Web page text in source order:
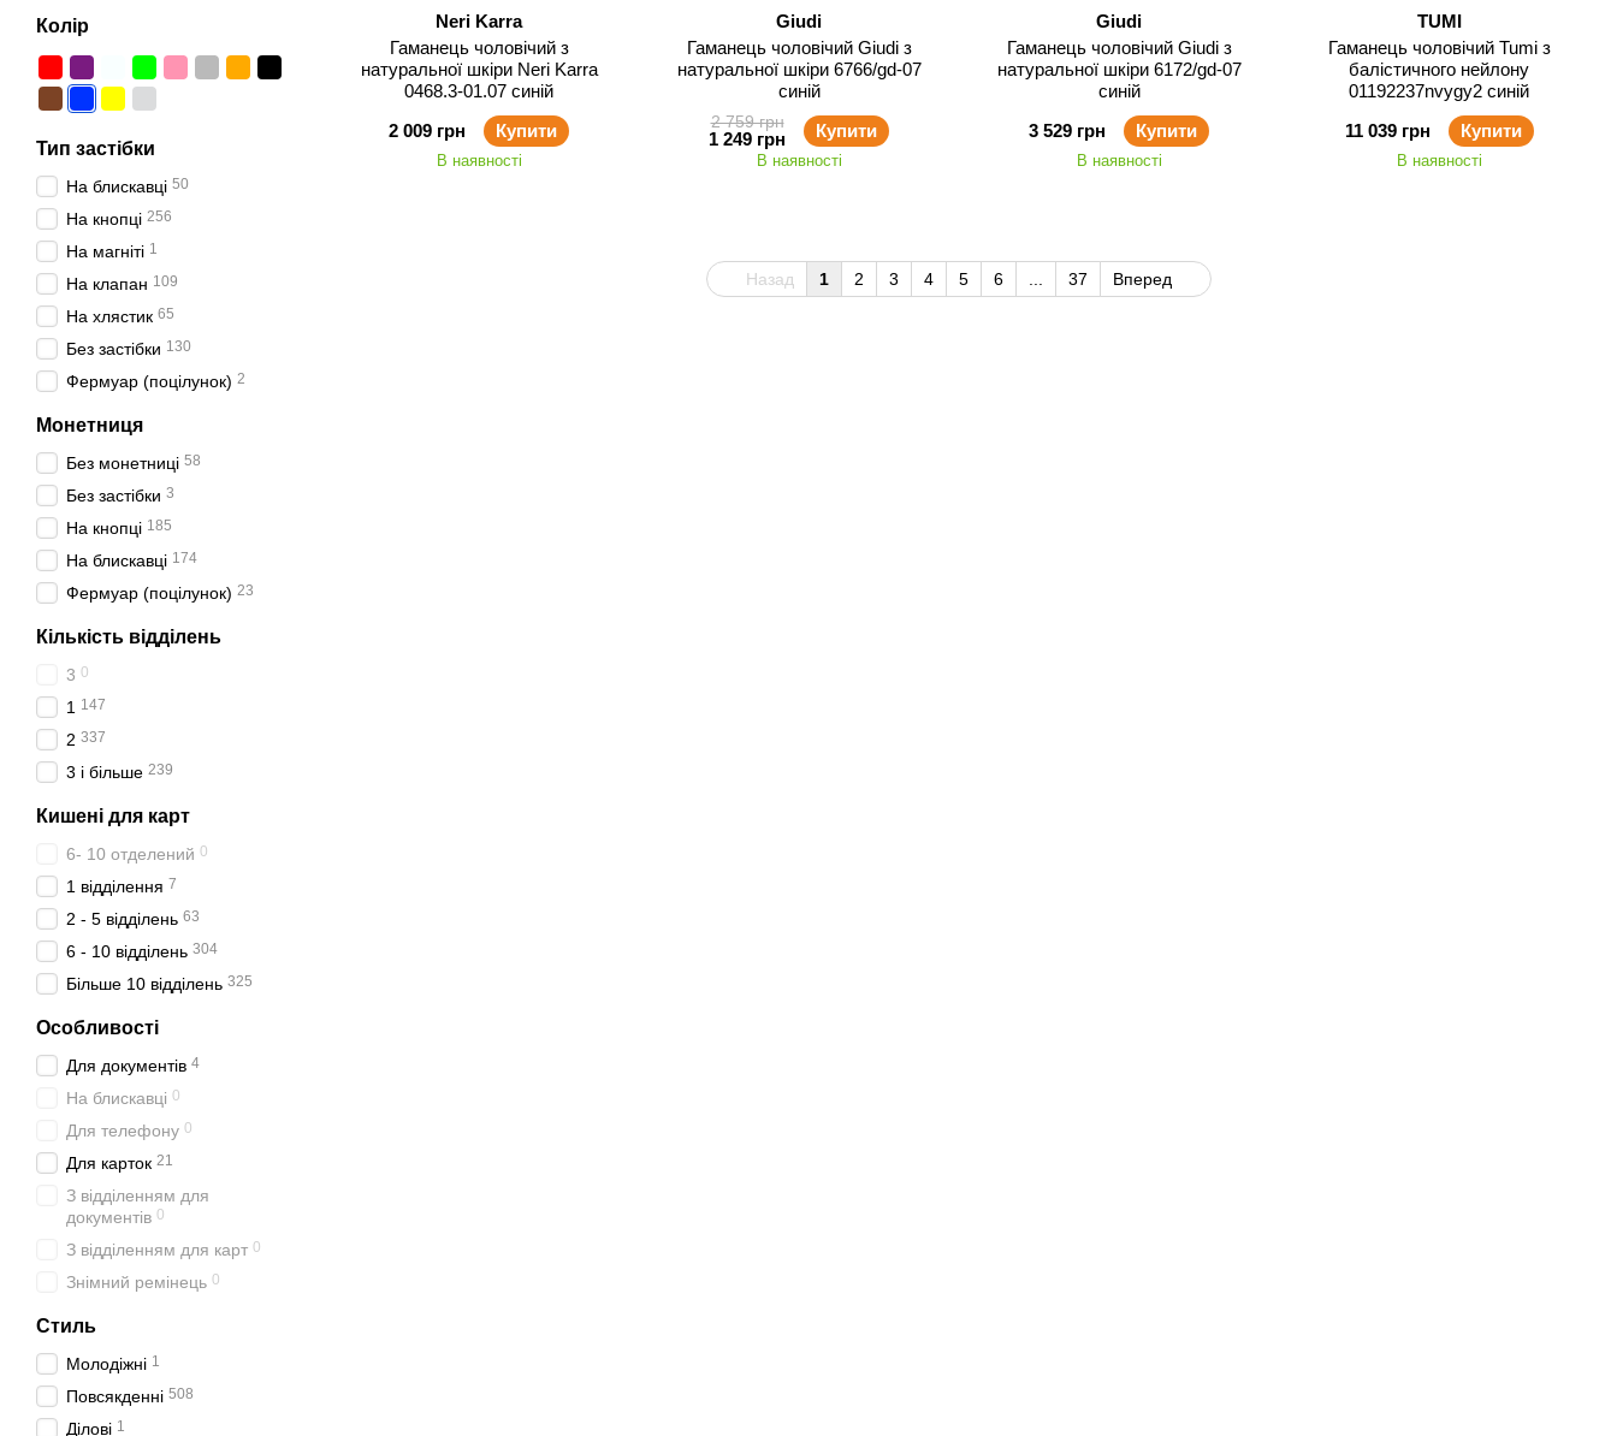
Neri Karra
Гаманець чоловічий з
натуральної шкіри Neri Karra
0468.3-01.07 синій
2 009 грн
Купити
В наявності
Giudi
Гаманець чоловічий Giudi з
натуральної шкіри 6766/gd-07
синій
2 759 грн
1 249 грн Купити
В наявності
Giudi
Гаманець чоловічий Giudi з
натуральної шкіри 6172/gd-07
синій
3 529 грн
Купити
В наявності
TUMI
Гаманець чоловічий Tumi з
балістичного нейлону
01192237nvygy2 синій
11 039 грн
Купити
В наявності
Назад 1 2 3 4 5 6 37 Вперед
Колір
Тип застібки
На блискавці 50
На кнопці 256
На магніті 1
На клапан 109
На хлястик 65
Без застібки 130
Фермуар (поцілунок) 2
Монетниця
Без монетниці 58
Без застібки 3
На кнопці 185
На блискавці 174
Фермуар (поцілунок) 23
Кількість відділень
3 0
1 147
2 337
3 і більше 239
Кишені для карт
6- 10 отделений 0
1 відділення 7
2 - 5 відділень 63
6 - 10 відділень 304
Більше 10 відділень 325
Особливості
Для документів 4
На блискавці 0
Для телефону 0
Для карток 21
З відділенням для
документів 0
З відділенням для карт 0
Знімний ремінець 0
Стиль
Молодіжні 1
Повсякденні 508
Ділові 1